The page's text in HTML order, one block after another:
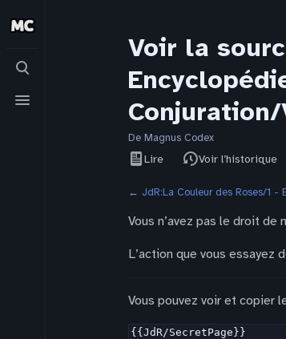
Basculer
recherche
Basculer
le
Voir la
De Magnus Codex
Affichages
Lire
Voir le
texte
Voir l’historique
← JdR:La Couleur des Roses/1
Vous n’avez pas le droit
L’action que vous essayez
Vous pouvez voir et copier